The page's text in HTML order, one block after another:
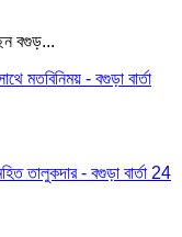
বগুড়...
মতবিনিময় - বগুড়া বার্তা
তালুকদার - বগুড়া বার্তা 24